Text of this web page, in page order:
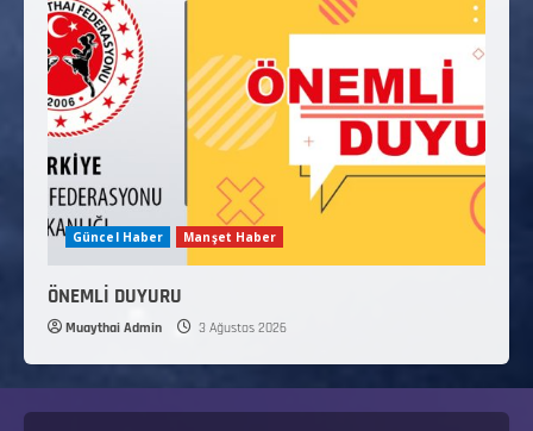
Güncel Haber Manşet Haber
ÖNEMLİ DUYURU
Muaythai Admin 3 Ağustos 2026